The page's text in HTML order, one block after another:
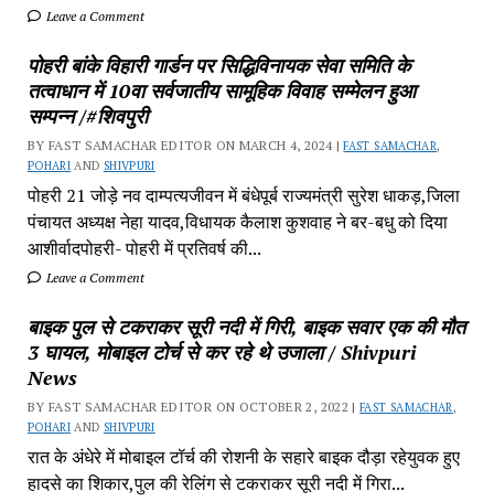
Leave a Comment
पोहरी बांके विहारी गार्डन पर सिद्धिविनायक सेवा समिति के
तत्वाधान में 10वा सर्वजातीय सामूहिक विवाह सम्मेलन हुआ
सम्पन्न /#शिवपुरी
BY FAST SAMACHAR EDITOR ON MARCH 4, 2024 |FAST SAMACHAR,
POHARI AND SHIVPURI
पोहरी 21 जोड़े नव दाम्पत्यजीवन में बंधेपूर्ब राज्यमंत्री सुरेश धाकड़,जिला
पंचायत अध्यक्ष नेहा यादव,विधायक कैलाश कुशवाह ने बर-बधु को दिया
आशीर्वादपोहरी- पोहरी में प्रतिवर्ष की...
Leave a Comment
बाइक पुल से टकराकर सूरी नदी में गिरी, बाइक सवार एक की मौत
3 घायल, मोबाइल टोर्च से कर रहे थे उजाला / Shivpuri
News
BY FAST SAMACHAR EDITOR ON OCTOBER 2, 2022 |FAST SAMACHAR ,
POHARI AND SHIVPURI
रात के अंधेरे में मोबाइल टॉर्च की रोशनी के सहारे बाइक दौड़ा रहेयुवक हुए
हादसे का शिकार,पुल की रेलिंग से टकराकर सूरी नदी में गिरा...